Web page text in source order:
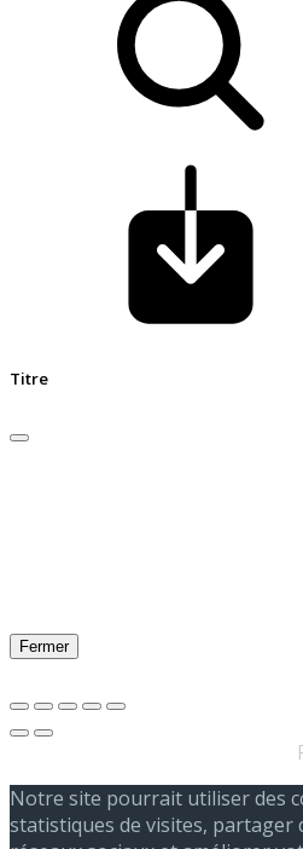
Titre
Fermer
Notre site pourrait utiliser des
statistiques de visites, partager